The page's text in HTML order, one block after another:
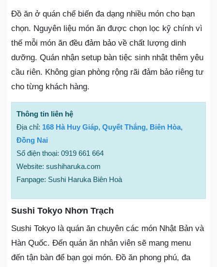
Đồ ăn ở quán chế biến đa dạng nhiều món cho bạn
chọn. Nguyên liệu món ăn được chọn lọc kỹ chính vì
thế mỗi món ăn đều đảm bảo về chất lượng dinh
dưỡng. Quán nhận setup bàn tiệc sinh nhật thêm yêu
cầu riên. Không gian phòng rộng rãi đảm bảo riêng tư
cho từng khách hàng.
Thông tin liên hệ
Địa chỉ: 168 Hà Huy Giáp, Quyết Thắng, Biên Hòa,
Đồng Nai
Số điện thoại: 0919 661 664
Website: sushiharuka.com
Fanpage: Sushi Haruka Biên Hoà
Sushi Tokyo Nhơn Trạch
Sushi Tokyo là quán ăn chuyên các món Nhật Bản và
Hàn Quốc. Đến quán ăn nhân viên sẽ mang menu
đến tận bàn để bạn gọi món. Đồ ăn phong phú, đa